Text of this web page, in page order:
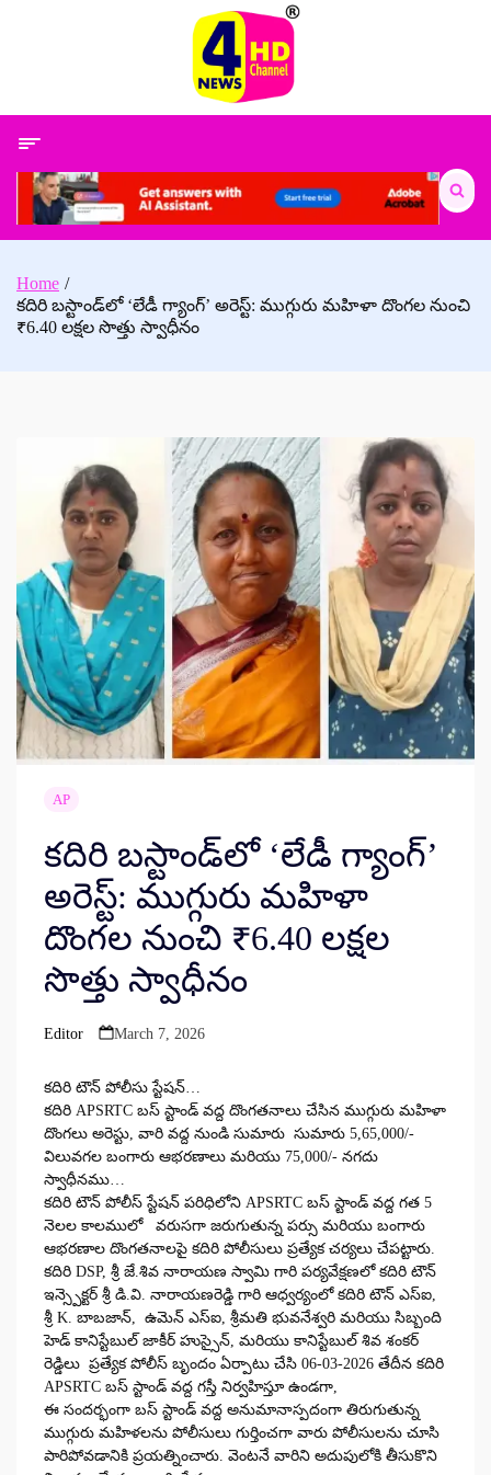
Search
for:
Home
కదిరి బస్టాండ్‌లో ‘లేడీ గ్యాంగ్’ అరెస్ట్: ముగ్గురు మహిళా దొంగల నుంచి
₹6.40 లక్షల సొత్తు స్వాధీనం
AP
కదిరి బస్టాండ్‌లో ‘లేడీ గ్యాంగ్’
అరెస్ట్: ముగ్గురు మహిళా
దొంగల నుంచి ₹6.40 లక్షల
సొత్తు స్వాధీనం
Posted
Editor March 7, 2026
కదిరి టౌన్ పోలీసు స్టేషన్…
కదిరి APSRTC బస్ స్టాండ్ వద్ద దొంగతనాలు చేసిన ముగ్గురు మహిళా
దొంగలు అరెస్టు, వారి వద్ద నుండి సుమారు సుమారు 5,65,000/-
విలువగల బంగారు ఆభరణాలు మరియు 75,000/- నగదు
స్వాధీనము…
కదిరి టౌన్ పోలీస్ స్టేషన్ పరిధిలోని APSRTC బస్ స్టాండ్ వద్ద గత 5
నెలల కాలములో వరుసగా జరుగుతున్న పర్సు మరియు బంగారు
ఆభరణాల దొంగతనాలపై కదిరి పోలీసులు ప్రత్యేక చర్యలు చేపట్టారు.
కదిరి DSP, శ్రీ జే.శివ నారాయణ స్వామి గారి పర్యవేక్షణలో కదిరి టౌన్
ఇన్స్పెక్టర్ శ్రీ డి.వి. నారాయణరెడ్డి గారి ఆధ్వర్యంలో కదిరి టౌన్ ఎస్‌ఐ,
శ్రీ K. బాబజాన్, ఉమెన్ ఎస్‌ఐ, శ్రీమతి భువనేశ్వరి మరియు సిబ్బంది
హెడ్ కానిస్టేబుల్ జాకీర్ హుస్సైన్, మరియు కానిస్టేబుల్ శివ శంకర్
రెడ్డిలు ప్రత్యేక పోలీస్ బృందం ఏర్పాటు చేసి 06-03-2026 తేదీన కదిరి
APSRTC బస్ స్టాండ్ వద్ద గస్తీ నిర్వహిస్తూ ఉండగా,
ఈ సందర్భంగా బస్ స్టాండ్ వద్ద అనుమానాస్పదంగా తిరుగుతున్న
ముగ్గురు మహిళలను పోలీసులు గుర్తించగా వారు పోలీసులను చూసి
పారిపోవడానికి ప్రయత్నించారు. వెంటనే వారిని అదుపులోకి తీసుకొని